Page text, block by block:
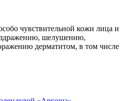
чувствительной кожи лица и
шелушению,
дерматитом, в том числе